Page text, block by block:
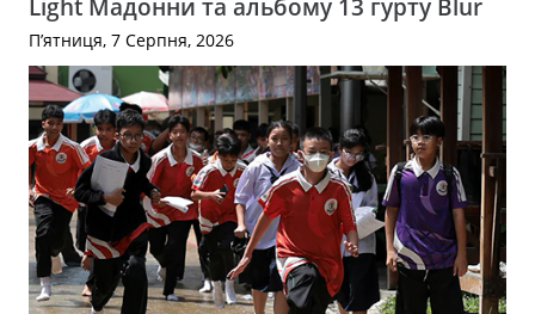
П’ятниця, 7 Серпня, 2026